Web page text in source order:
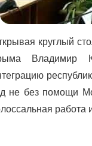
круглый
Владимир
не без помощи
работа